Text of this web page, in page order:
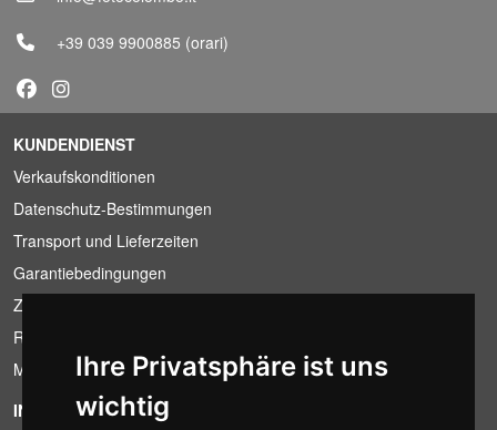
Ihre Privatsphäre ist uns
wichtig
+39 039 9900885 (orari)
KUNDENDIENST
Verkaufskonditionen
Datenschutz-Bestimmungen
Transport und Lieferzeiten
Garantiebedingungen
Zahlungsbedingungen
Ruecktrittsrecht
MwSt-Bedingungen
INFORMATION